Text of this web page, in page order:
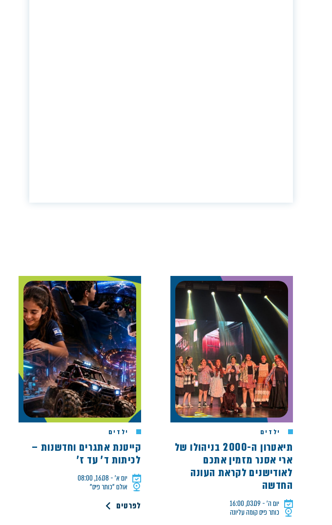
ילדים
תיאטרון ה-2000 בניהולו של
ארי אסנר מזמין אתכם
לאודישנים לקראת העונה
החדשה
יום ה׳ - 03.09, 16:00
כותר פיס קומה עליונה
ילדים
קייטנת אתגרים וחדשנות –
לכיתות ד' עד ז'
יום א׳ - 16.08, 08:00
אולם ״כותר פיס״
לפרטים